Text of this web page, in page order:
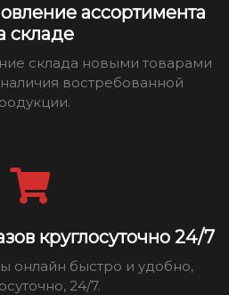
ассортимента
складе
склада новыми товарами
востребованной
круглосуточно 24/7
онлайн быстро и удобно,
24/7.